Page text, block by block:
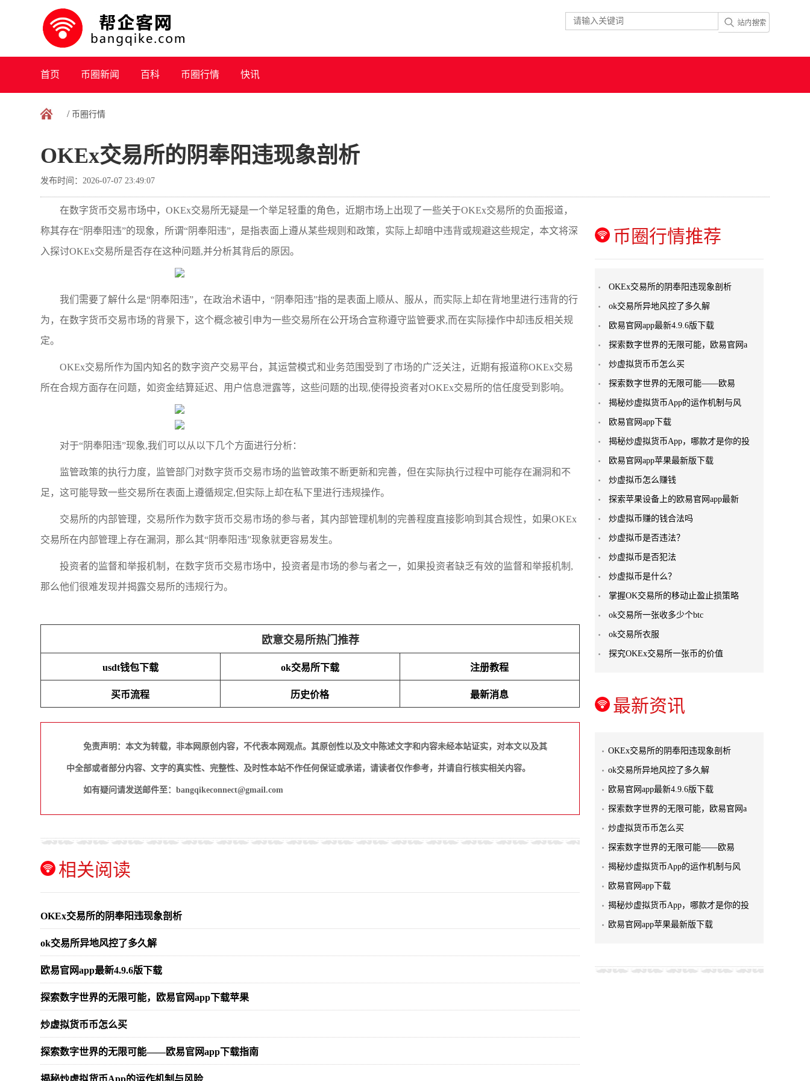
首页 币圈新闻 百科 币圈行情 快讯
/ 币圈行情
OKEx交易所的阴奉阳违现象剖析
发布时间：2026-07-07 23:49:07
在数字货币交易市场中，OKEx交易所无疑是一个举足轻重的角色，近期市场上出现了一些关于OKEx交易所的负面报道，
称其存在“阴奉阳违”的现象，所谓“阴奉阳违”，是指表面上遵从某些规则和政策，实际上却暗中违背或规避这些规定，本文将深
入探讨OKEx交易所是否存在这种问题,并分析其背后的原因。
我们需要了解什么是“阴奉阳违”，在政治术语中，“阴奉阳违”指的是表面上顺从、服从，而实际上却在背地里进行违背的行
为，在数字货币交易市场的背景下，这个概念被引申为一些交易所在公开场合宣称遵守监管要求,而在实际操作中却违反相关规
定。
OKEx交易所作为国内知名的数字资产交易平台，其运营模式和业务范围受到了市场的广泛关注，近期有报道称OKEx交易
所在合规方面存在问题，如资金结算延迟、用户信息泄露等，这些问题的出现,使得投资者对OKEx交易所的信任度受到影响。
对于“阴奉阳违”现象,我们可以从以下几个方面进行分析：
监管政策的执行力度，监管部门对数字货币交易市场的监管政策不断更新和完善，但在实际执行过程中可能存在漏洞和不
足，这可能导致一些交易所在表面上遵循规定,但实际上却在私下里进行违规操作。
交易所的内部管理，交易所作为数字货币交易市场的参与者，其内部管理机制的完善程度直接影响到其合规性，如果OKEx
交易所在内部管理上存在漏洞，那么其“阴奉阳违”现象就更容易发生。
投资者的监督和举报机制，在数字货币交易市场中，投资者是市场的参与者之一，如果投资者缺乏有效的监督和举报机制,
那么他们很难发现并揭露交易所的违规行为。
欧意交易所热门推荐
usdt钱包下载 ok交易所下载 注册教程
买币流程 历史价格 最新消息
免责声明：本文为转载，非本网原创内容，不代表本网观点。其原创性以及文中陈述文字和内容未经本站证实，对本文以及其
中全部或者部分内容、文字的真实性、完整性、及时性本站不作任何保证或承诺，请读者仅作参考，并请自行核实相关内容。
如有疑问请发送邮件至：bangqikeconnect@gmail.com
相关阅读
OKEx交易所的阴奉阳违现象剖析
ok交易所异地风控了多久解
欧易官网app最新4.9.6版下载
探索数字世界的无限可能，欧易官网app下载苹果
炒虚拟货币币怎么买
探索数字世界的无限可能——欧易官网app下载指南
揭秘炒虚拟货币App的运作机制与风险
币圈行情推荐
OKEx交易所的阴奉阳违现象剖析
ok交易所异地风控了多久解
欧易官网app最新4.9.6版下载
探索数字世界的无限可能，欧易官网a
炒虚拟货币币怎么买
探索数字世界的无限可能——欧易
揭秘炒虚拟货币App的运作机制与风
欧易官网app下载
揭秘炒虚拟货币App，哪款才是你的投
欧易官网app苹果最新版下载
炒虚拟币怎么赚钱
探索苹果设备上的欧易官网app最新
炒虚拟币赚的钱合法吗
炒虚拟币是否违法？
炒虚拟币是否犯法
炒虚拟币是什么？
掌握OK交易所的移动止盈止损策略
ok交易所一张收多少个btc
ok交易所衣服
探究OKEx交易所一张币的价值
最新资讯
OKEx交易所的阴奉阳违现象剖析
ok交易所异地风控了多久解
欧易官网app最新4.9.6版下载
探索数字世界的无限可能，欧易官网a
炒虚拟货币币怎么买
探索数字世界的无限可能——欧易
揭秘炒虚拟货币App的运作机制与风
欧易官网app下载
揭秘炒虚拟货币App，哪款才是你的投
欧易官网app苹果最新版下载